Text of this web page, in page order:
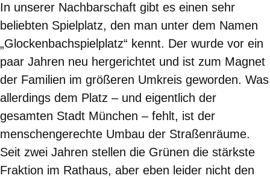
In unserer Nachbarschaft gibt es einen sehr
beliebten Spielplatz, den man unter dem Namen
„Glockenbachspielplatz“ kennt. Der wurde vor ein
paar Jahren neu hergerichtet und ist zum Magnet
der Familien im größeren Umkreis geworden. Was
allerdings dem Platz – und eigentlich der
gesamten Stadt München – fehlt, ist der
menschengerechte Umbau der Straßenräume.
Seit zwei Jahren stellen die Grünen die stärkste
Fraktion im Rathaus, aber eben leider nicht den